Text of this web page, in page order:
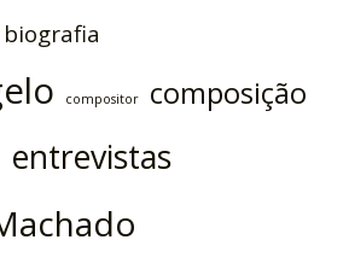
biografia
compositor composição
entrevistas